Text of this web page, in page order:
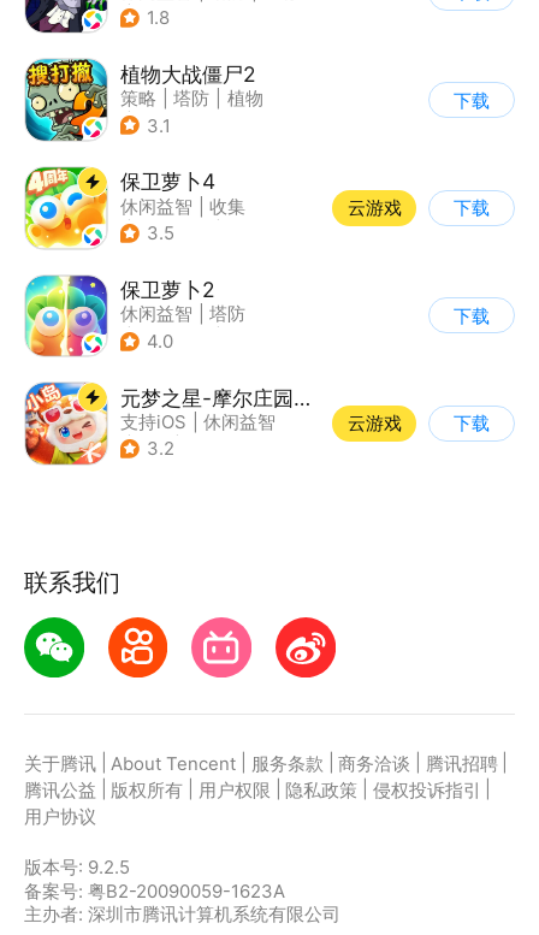
| 暗黑
1.8
植物大战僵尸2
策略 塔防
植物
| 植物大战僵尸
3.1
下载
保卫萝卜4
休闲益智
收集
| 保卫萝卜
3.5
云游戏 下载
保卫萝卜2
休闲益智
塔防
| 保卫萝卜
4.0
下载
元梦之星-摩尔庄园联动
支持iOS
休闲益智
| PvP
3.2
云游戏 下载
联系我们
关于腾讯 About Tencent 服务条款 商务洽谈 腾讯招聘
腾讯公益
版权所有 用户权限 隐私政策 侵权投诉指引
用户协议
版本号: 9.2.5
备案号: 粤B2-20090059-1623A
主办者: 深圳市腾讯计算机系统有限公司